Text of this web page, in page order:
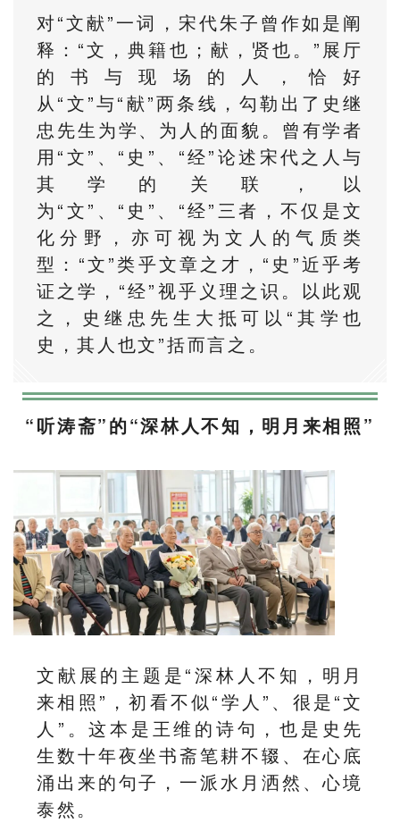
对“文献”一词，宋代朱子曾作如是阐
释：“文，典籍也；献，贤也。”展厅
的书与现场的人，恰好
从“文”与“献”两条线，勾勒出了史继
忠先生为学、为人的面貌。曾有学者
用“文”、“史”、“经”论述宋代之人与
其学的关联，以
为“文”、“史”、“经”三者，不仅是文
化分野，亦可视为文人的气质类
型：“文”类乎文章之才，“史”近乎考
证之学，“经”视乎义理之识。以此观
之，史继忠先生大抵可以“其学也
史，其人也文”括而言之。
“听涛斋”的“深林人不知，明月来相照”
文献展的主题是“深林人不知，明月
来相照”，初看不似“学人”、很是“文
人”。这本是王维的诗句，也是史先
生数十年夜坐书斋笔耕不辍、在心底
涌出来的句子，一派水月洒然、心境
泰然。